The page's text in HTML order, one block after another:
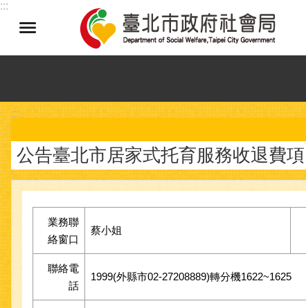
跳到主要內容區塊
:::
:::
公告臺北市居家式托育服務收退費
業務聯
絡窗口
蔡小姐
聯絡電
話
1999(外縣市02-27208889)轉分機1622~1625